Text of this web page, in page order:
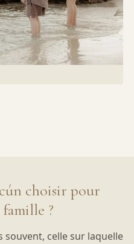
choisir pour
?
souvent, celle sur laquelle